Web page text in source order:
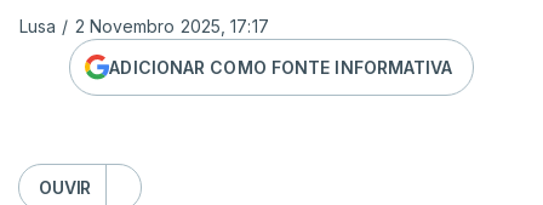
Lusa / 2 Novembro 2025, 17:17
ADICIONAR COMO FONTE INFORMATIVA
OUVIR